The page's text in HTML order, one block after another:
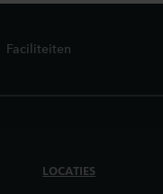
Faciliteiten
LOCATIES